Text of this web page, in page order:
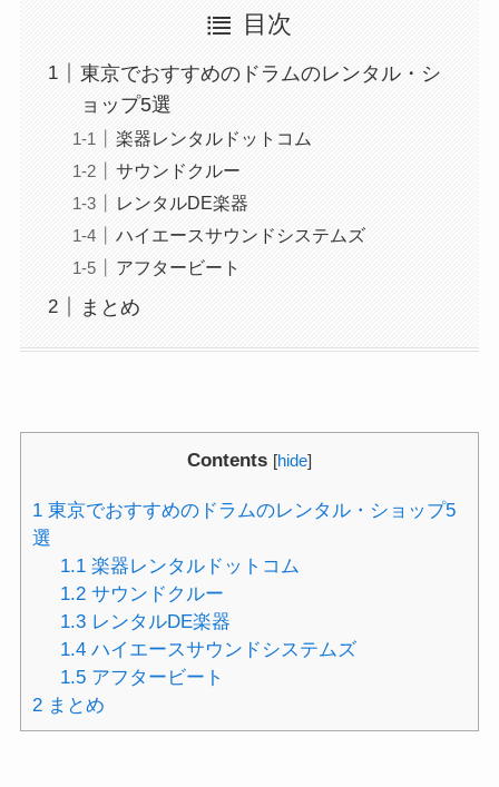
目次
東京でおすすめのドラムのレンタル・シ
ョップ5選
楽器レンタルドットコム
サウンドクルー
レンタルDE楽器
ハイエースサウンドシステムズ
アフタービート
まとめ
Contents [hide]
1東京でおすすめのドラムのレンタル・ショップ5
選
1.1 楽器レンタルドットコム
1.2 サウンドクルー
1.3 レンタルDE楽器
1.4 ハイエースサウンドシステムズ
1.5 アフタービート
2まとめ